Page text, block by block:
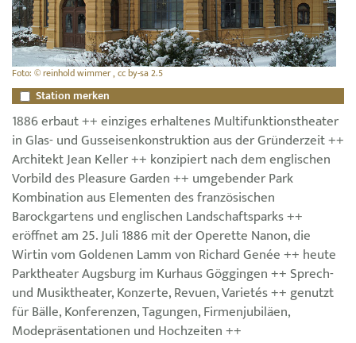
Foto: © reinhold wimmer , cc by-sa 2.5
Station merken
1886 erbaut ++ einziges erhaltenes Multifunktionstheater
in Glas- und Gusseisenkonstruktion aus der Gründerzeit ++
Architekt Jean Keller ++ konzipiert nach dem englischen
Vorbild des Pleasure Garden ++ umgebender Park
Kombination aus Elementen des französischen
Barockgartens und englischen Landschaftsparks ++
eröffnet am 25. Juli 1886 mit der Operette Nanon, die
Wirtin vom Goldenen Lamm von Richard Genée ++ heute
Parktheater Augsburg im Kurhaus Göggingen ++ Sprech-
und Musiktheater, Konzerte, Revuen, Varietés ++ genutzt
für Bälle, Konferenzen, Tagungen, Firmenjubiläen,
Modepräsentationen und Hochzeiten ++